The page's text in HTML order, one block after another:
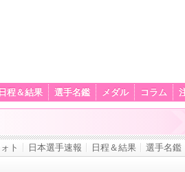
日程＆結果 選手名鑑 メダル コラム
ト 日本選手速報 日程＆結果 選手名鑑